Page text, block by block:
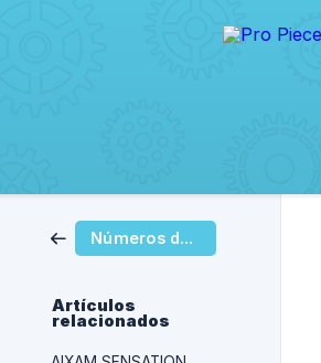
Números de serie
Artículos
relacionados